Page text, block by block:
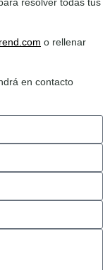
o rellenar
en contacto